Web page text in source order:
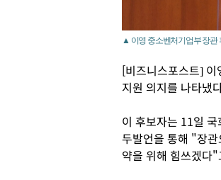
▲ 이영 중소벤처기업부 장관
[비즈니스포스트] 이
지원 의지를 나타냈
이 후보자는 11일
두발언을 통해 "장관
약을 위해 힘쓰겠다